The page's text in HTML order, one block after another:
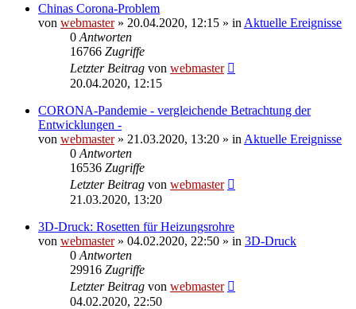
Chinas Corona-Problem
von webmaster» 20.04.2020, 12:15 » in Aktuelle Ereignisse
0 Antworten
16766 Zugriffe
Letzter Beitrag von webmaster
20.04.2020, 12:15
CORONA-Pandemie - vergleichende Betrachtung der
Entwicklungen -
von webmaster» 21.03.2020, 13:20 » in Aktuelle Ereignisse
0 Antworten
16536 Zugriffe
Letzter Beitrag von webmaster
21.03.2020, 13:20
3D-Druck: Rosetten für Heizungsrohre
von webmaster» 04.02.2020, 22:50 » in 3D-Druck
0 Antworten
29916 Zugriffe
Letzter Beitrag von webmaster
04.02.2020, 22:50